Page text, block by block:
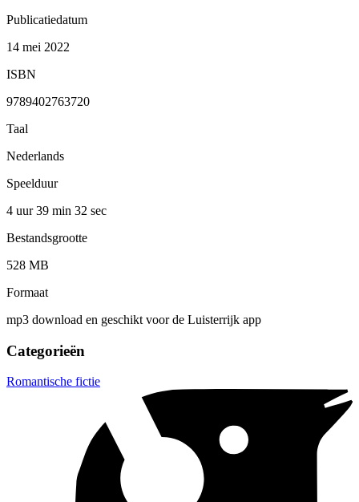
Publicatiedatum
14 mei 2022
ISBN
9789402763720
Taal
Nederlands
Speelduur
4 uur 39 min 32 sec
Bestandsgrootte
528 MB
Formaat
mp3 download en geschikt voor de Luisterrijk app
Categorieën
Romantische fictie